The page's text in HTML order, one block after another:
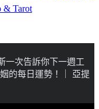
& Tarot
次告訴你下一週工
的每日運勢！｜ 亞提